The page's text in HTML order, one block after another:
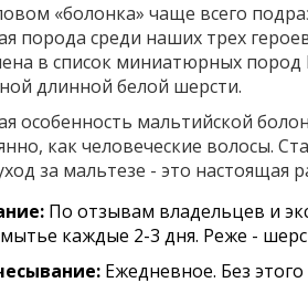
«болонка» чаще всего
порода среди наших трех
в список миниатюрных пород
длинной белой шерсти.
особенность мальтийской
как человеческие волосы.
за мальтезе - это настоящая
По отзывам владельцев и
каждые 2-3 дня. Реже -
Ежедневное. Без